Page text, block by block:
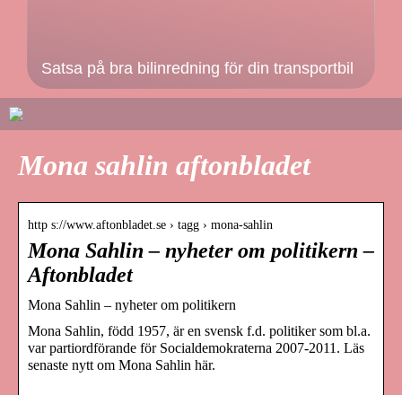
Satsa på bra bilinredning för din transportbil
Mona sahlin aftonbladet
http s://www.aftonbladet.se › tagg › mona-sahlin
Mona Sahlin – nyheter om politikern –
Aftonbladet
Mona Sahlin – nyheter om politikern
Mona Sahlin, född 1957, är en svensk f.d. politiker som bl.a.
var partiordförande för Socialdemokraterna 2007-2011. Läs
senaste nytt om Mona Sahlin här.